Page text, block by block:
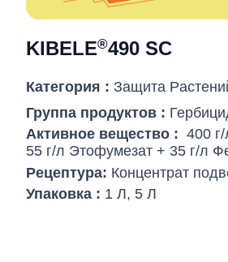
KIBELE®490 SC
Категория : Защита
Группа продуктов :
Активное вещество : 400
55 г/л Этофумезат + 35 г/л
Рецептура: Концентрат
Упаковка : 1 Л, 5 Л